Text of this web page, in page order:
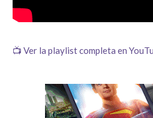
📺 Ver la playlist completa en